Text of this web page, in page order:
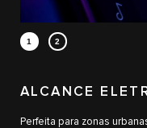
ALCANCE
Perfeita para zonas
0
1
2
0
1
2